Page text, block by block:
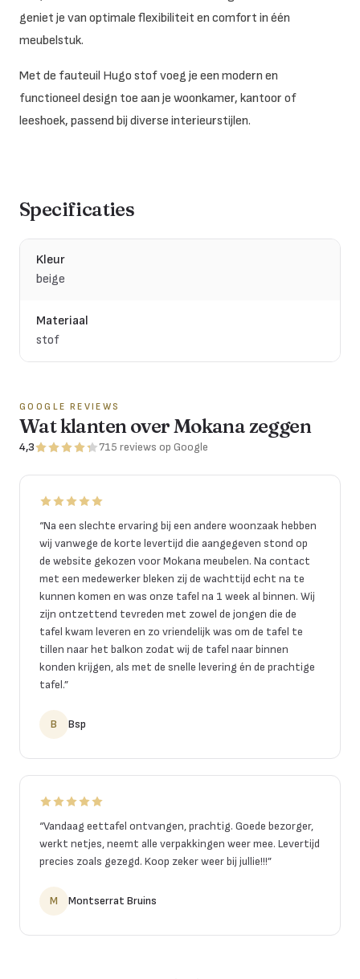
geniet je van optimale flexibiliteit en comfort in één
meubelstuk.
Met de fauteuil Hugo stof voeg je een modern en
functioneel design toe aan je woonkamer, kantoor of
leeshoek, passend bij diverse interieurstijlen.
Specificaties
Kleur
beige
Materiaal
stof
GOOGLE REVIEWS
Wat klanten over Mokana zeggen
4,3 715 reviews op Google
“Na een slechte ervaring bij een andere woonzaak hebben
wij vanwege de korte levertijd die aangegeven stond op
de website gekozen voor Mokana meubelen. Na contact
met een medewerker bleken zij de wachttijd echt na te
kunnen komen en was onze tafel na 1 week al binnen. Wij
zijn ontzettend tevreden met zowel de jongen die de
tafel kwam leveren en zo vriendelijk was om de tafel te
tillen naar het balkon zodat wij de tafel naar binnen
konden krijgen, als met de snelle levering én de prachtige
tafel.”
B Bsp
“Vandaag eettafel ontvangen, prachtig. Goede bezorger,
werkt netjes, neemt alle verpakkingen weer mee. Levertijd
precies zoals gezegd. Koop zeker weer bij jullie!!!”
M Montserrat Bruins